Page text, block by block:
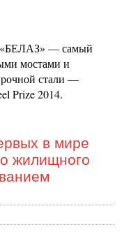
«БЕЛАЗ» — самый
мостами и
стали —
Prize 2014.
в мире
жилищного